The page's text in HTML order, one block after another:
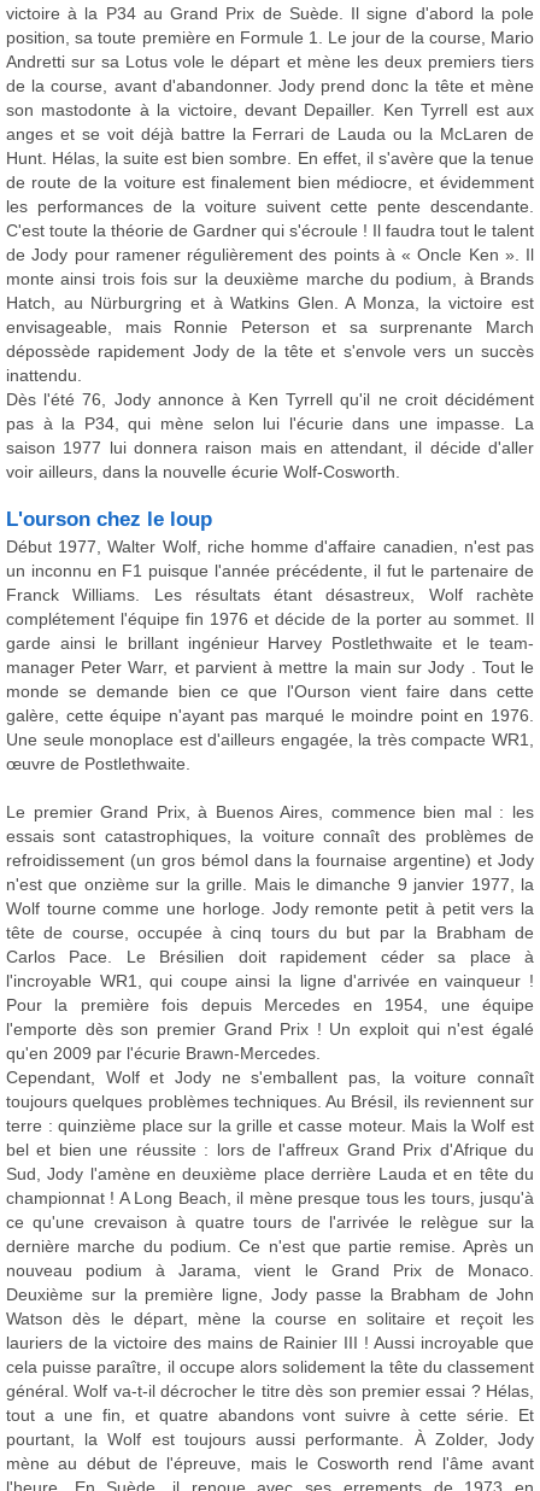
victoire à la P34 au Grand Prix de Suède. Il signe d'abord la pole
position, sa toute première en Formule 1. Le jour de la course, Mario
Andretti sur sa Lotus vole le départ et mène les deux premiers tiers
de la course, avant d'abandonner. Jody prend donc la tête et mène
son mastodonte à la victoire, devant Depailler. Ken Tyrrell est aux
anges et se voit déjà battre la Ferrari de Lauda ou la McLaren de
Hunt. Hélas, la suite est bien sombre. En effet, il s'avère que la tenue
de route de la voiture est finalement bien médiocre, et évidemment
les performances de la voiture suivent cette pente descendante.
C'est toute la théorie de Gardner qui s'écroule ! Il faudra tout le talent
de Jody pour ramener régulièrement des points à « Oncle Ken ». Il
monte ainsi trois fois sur la deuxième marche du podium, à Brands
Hatch, au Nürburgring et à Watkins Glen. A Monza, la victoire est
envisageable, mais Ronnie Peterson et sa surprenante March
dépossède rapidement Jody de la tête et s'envole vers un succès
inattendu.
Dès l'été 76, Jody annonce à Ken Tyrrell qu'il ne croit décidément
pas à la P34, qui mène selon lui l'écurie dans une impasse. La
saison 1977 lui donnera raison mais en attendant, il décide d'aller
voir ailleurs, dans la nouvelle écurie Wolf-Cosworth.
L'ourson chez le loup
Début 1977, Walter Wolf, riche homme d'affaire canadien, n'est pas
un inconnu en F1 puisque l'année précédente, il fut le partenaire de
Franck Williams. Les résultats étant désastreux, Wolf rachète
complétement l'équipe fin 1976 et décide de la porter au sommet. Il
garde ainsi le brillant ingénieur Harvey Postlethwaite et le team-
manager Peter Warr, et parvient à mettre la main sur Jody . Tout le
monde se demande bien ce que l'Ourson vient faire dans cette
galère, cette équipe n'ayant pas marqué le moindre point en 1976.
Une seule monoplace est d'ailleurs engagée, la très compacte WR1,
œuvre de Postlethwaite.
Le premier Grand Prix, à Buenos Aires, commence bien mal : les
essais sont catastrophiques, la voiture connaît des problèmes de
refroidissement (un gros bémol dans la fournaise argentine) et Jody
n'est que onzième sur la grille. Mais le dimanche 9 janvier 1977, la
Wolf tourne comme une horloge. Jody remonte petit à petit vers la
tête de course, occupée à cinq tours du but par la Brabham de
Carlos Pace. Le Brésilien doit rapidement céder sa place à
l'incroyable WR1, qui coupe ainsi la ligne d'arrivée en vainqueur !
Pour la première fois depuis Mercedes en 1954, une équipe
l'emporte dès son premier Grand Prix ! Un exploit qui n'est égalé
qu'en 2009 par l'écurie Brawn-Mercedes.
Cependant, Wolf et Jody ne s'emballent pas, la voiture connaît
toujours quelques problèmes techniques. Au Brésil, ils reviennent sur
terre : quinzième place sur la grille et casse moteur. Mais la Wolf est
bel et bien une réussite : lors de l'affreux Grand Prix d'Afrique du
Sud, Jody l'amène en deuxième place derrière Lauda et en tête du
championnat ! A Long Beach, il mène presque tous les tours, jusqu'à
ce qu'une crevaison à quatre tours de l'arrivée le relègue sur la
dernière marche du podium. Ce n'est que partie remise. Après un
nouveau podium à Jarama, vient le Grand Prix de Monaco.
Deuxième sur la première ligne, Jody passe la Brabham de John
Watson dès le départ, mène la course en solitaire et reçoit les
lauriers de la victoire des mains de Rainier III ! Aussi incroyable que
cela puisse paraître, il occupe alors solidement la tête du classement
général. Wolf va-t-il décrocher le titre dès son premier essai ? Hélas,
tout a une fin, et quatre abandons vont suivre à cette série. Et
pourtant, la Wolf est toujours aussi performante. À Zolder, Jody
mène au début de l'épreuve, mais le Cosworth rend l'âme avant